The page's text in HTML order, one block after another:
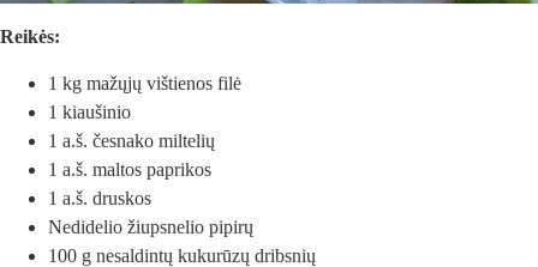
Reikės:
1 kg mažųjų vištienos filė
1 kiaušinio
1 a.š. česnako miltelių
1 a.š. maltos paprikos
1 a.š. druskos
Nedidelio žiupsnelio pipirų
100 g nesaldintų kukurūzų dribsnių